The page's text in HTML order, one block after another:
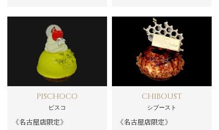
PISCHOCO
ピスコ
《名古屋店限定》
CHIBOUST
シブースト
《名古屋店限定》